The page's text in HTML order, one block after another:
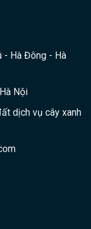
- Hà Đông - Hà
Nội
dịch vụ cây xanh